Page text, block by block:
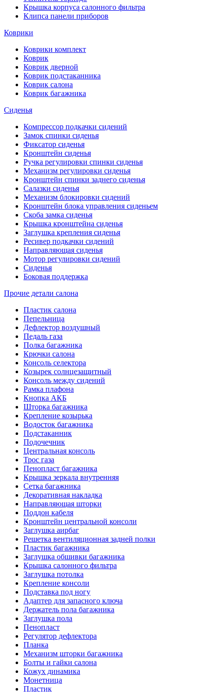
Крышка корпуса салонного фильтра
Клипса панели приборов
Коврики
Коврики комплект
Коврик
Коврик дверной
Коврик подстаканника
Коврик салона
Коврик багажника
Сиденья
Компрессор подкачки сидений
Замок спинки сиденья
Фиксатор сиденья
Кронштейн сиденья
Ручка регулировки спинки сиденья
Механизм регулировки сиденья
Кронштейн спинки заднего сиденья
Салазки сиденья
Механизм блокировки сидений
Кронштейн блока управления сиденьем
Скоба замка сиденья
Крышка кронштейна сиденья
Заглушка крепления сиденья
Ресивер подкачки сидений
Направляющая сиденья
Мотор регулировки сидений
Сиденья
Боковая поддержка
Прочие детали салона
Пластик салона
Пепельница
Дефлектор воздушный
Педаль газа
Полка багажника
Крючки салона
Консоль селектора
Козырек солнцезащитный
Консоль между сидений
Рамка плафона
Кнопка АКБ
Шторка багажника
Крепление козырька
Водосток багажника
Подстаканник
Подочечник
Центральная консоль
Трос газа
Пенопласт багажника
Крышка зеркала внутренняя
Сетка багажника
Декоративная накладка
Направляющая шторки
Поддон кабеля
Кронштейн центральной консоли
Заглушка аирбаг
Решетка вентиляционная задней полки
Пластик багажника
Заглушка обшивки багажника
Крышка салонного фильтра
Заглушка потолка
Крепление консоли
Подставка под ногу
Адаптер для запасного ключа
Держатель пола багажника
Заглушка пола
Пенопласт
Регулятор дефлектора
Планка
Механизм шторки багажника
Болты и гайки салона
Кожух динамика
Монетница
Пластик